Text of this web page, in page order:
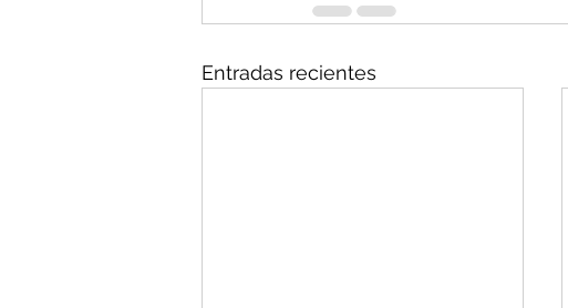
Entradas recientes